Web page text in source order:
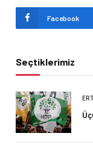
Facebook
Seçtiklerimiz